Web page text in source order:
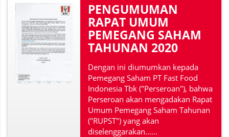
PENGUMUMAN
RAPAT UMUM
PEMEGANG SAHAM
TAHUNAN 2020
Dengan ini diumumkan kepada
Pemegang Saham PT Fast Food
Indonesia Tbk ("Perseroan"), bahwa
Perseroan akan mengadakan Rapat
Umum Pemegang Saham Tahunan
("RUPST") yang akan
diselenggarakan......